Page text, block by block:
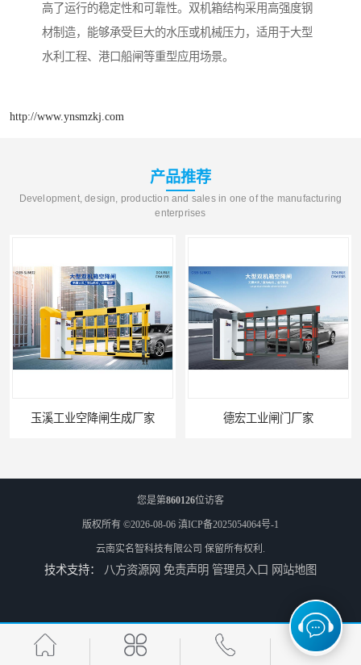
高了运行的稳定性和可靠性。双机箱结构采用高强度钢
材制造，能够承受巨大的水压或机械压力，适用于大型
水利工程、港口船闸等重型应用场景。
http://www.ynsmzkj.com
产品推荐
Development, design, production and sales in one of the manufacturing
enterprises
玉溪工业空降闸生成厂家 德宏工业闸门厂家
普洱大型闸门厂家 昆明大型闸门生成厂家
您是第860126位访客
版权所有 ©2026-08-06 滇ICP备2025054064号-1
云南实名智科技有限公司 保留所有权利.
技术支持： 八方资源网 免责声明 管理员入口 网站地图